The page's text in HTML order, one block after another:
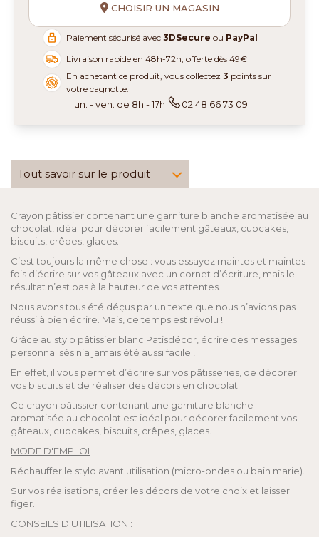
CHOISIR UN MAGASIN
Paiement sécurisé avec3DSecure ou PayPal
Livraison rapide en 48h-72h, offerte dès 49€
En achetant ce produit, vous collectez3 points sur
votre cagnotte.
lun. - ven. de 8h - 17h 02 48 66 73 09
Tout savoir sur le produit
Crayon pâtissier contenant une garniture blanche aromatisée au
chocolat, idéal pour décorer facilement gâteaux, cupcakes,
biscuits, crêpes, glaces.
C’est toujours la même chose : vous essayez maintes et maintes
fois d’écrire sur vos gâteaux avec un cornet d’écriture, mais le
résultat n’est pas à la hauteur de vos attentes.
Nous avons tous été déçus par un texte que nous n’avions pas
réussi à bien écrire. Mais, ce temps est révolu !
Grâce au stylo pâtissier blanc Patisdécor, écrire des messages
personnalisés n’a jamais été aussi facile !
En effet, il vous permet d’écrire sur vos pâtisseries, de décorer
vos biscuits et de réaliser des décors en chocolat.
Ce crayon pâtissier contenant une garniture blanche
aromatisée au chocolat est idéal pour décorer facilement vos
gâteaux, cupcakes, biscuits, crêpes, glaces.
MODE D'EMPLOI :
Réchauffer le stylo avant utilisation (micro-ondes ou bain marie).
Sur vos réalisations, créer les décors de votre choix et laisser
figer.
CONSEILS D'UTILISATION :